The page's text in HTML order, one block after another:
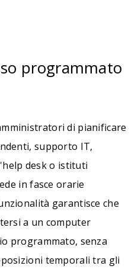
programmato
di pianificare
supporto IT,
desk o istituti
in fasce orarie
garantisce che
a un computer
programmato, senza
temporali tra gli